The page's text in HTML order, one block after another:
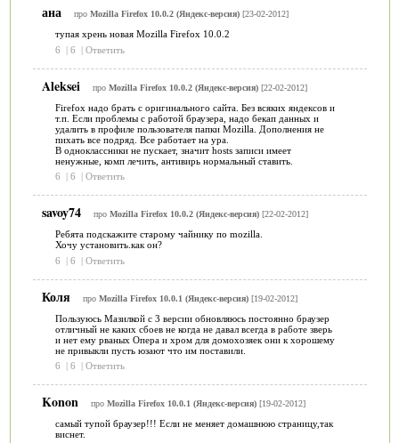
ана про Mozilla Firefox 10.0.2 (Яндекс-версия)[23-02-2012]
тупая хрень новая Mozilla Firefox 10.0.2
6
| 6 | Ответить
Aleksei про Mozilla Firefox 10.0.2 (Яндекс-версия)[22-02-2012]
Firefox надо брать с оригинального сайта. Без всяких яндексов и
т.п. Если проблемы с работой браузера, надо бекап данных и
удалить в профиле пользователя папки Mozilla. Дополнения не
пихать все подряд. Все работает на ура.
В одноклассники не пускает, значит hosts записи имеет
ненужные, комп лечить, антивирь нормальный ставить.
6
| 6 | Ответить
savoy74 про Mozilla Firefox 10.0.2 (Яндекс-версия)[22-02-2012]
Ребята подскажите старому чайнику по mozilla.
Хочу установить.как он?
6
| 6 | Ответить
Коля про Mozilla Firefox 10.0.1 (Яндекс-версия)[19-02-2012]
Пользуюсь Мазилкой с 3 версии обновляюсь постоянно браузер
отличный не каких сбоев не когда не давал всегда в работе зверь
и нет ему рваных Опера и хром для домохозяек они к хорошему
не привыкли пусть юзают что им поставили.
6
| 6 | Ответить
Konon про Mozilla Firefox 10.0.1 (Яндекс-версия)[19-02-2012]
самый тупой браузер!!! Если не меняет домашнюю страницу,так
виснет.